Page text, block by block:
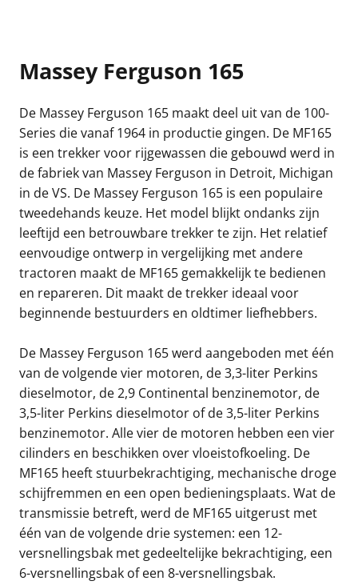
Massey Ferguson 165
De Massey Ferguson 165 maakt deel uit van de 100-
Series die vanaf 1964 in productie gingen. De MF165
is een trekker voor rijgewassen die gebouwd werd in
de fabriek van Massey Ferguson in Detroit, Michigan
in de VS. De Massey Ferguson 165 is een populaire
tweedehands keuze. Het model blijkt ondanks zijn
leeftijd een betrouwbare trekker te zijn. Het relatief
eenvoudige ontwerp in vergelijking met andere
tractoren maakt de MF165 gemakkelijk te bedienen
en repareren. Dit maakt de trekker ideaal voor
beginnende bestuurders en oldtimer liefhebbers.
De Massey Ferguson 165 werd aangeboden met één
van de volgende vier motoren, de 3,3-liter Perkins
dieselmotor, de 2,9 Continental benzinemotor, de
3,5-liter Perkins dieselmotor of de 3,5-liter Perkins
benzinemotor. Alle vier de motoren hebben een vier
cilinders en beschikken over vloeistofkoeling. De
MF165 heeft stuurbekrachtiging, mechanische droge
schijfremmen en een open bedieningsplaats. Wat de
transmissie betreft, werd de MF165 uitgerust met
één van de volgende drie systemen: een 12-
versnellingsbak met gedeeltelijke bekrachtiging, een
6-versnellingsbak of een 8-versnellingsbak.